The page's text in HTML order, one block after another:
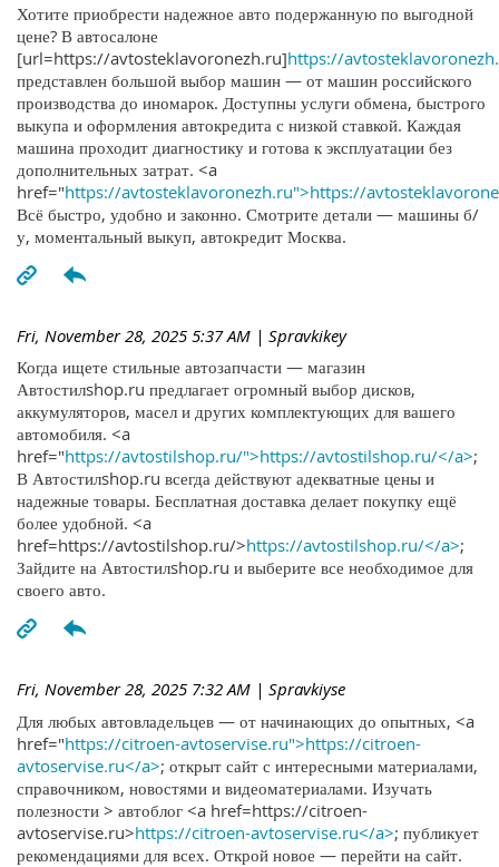
Хотите приобрести надежное авто подержанную по выгодной
цене? В автосалоне
[url=https://avtosteklavoronezh.ru]https://
представлен большой выбор машин — от машин российского
производства до иномарок. Доступны услуги обмена, быстрого
выкупа и оформления автокредита с низкой ставкой. Каждая
машина проходит диагностику и готова к эксплуатации без
дополнительных затрат. <a
href="https://avtosteklavoronezh.ru">https://
Всё быстро, удобно и законно. Смотрите детали — машины б/
у, моментальный выкуп, автокредит Москва.
Fri, November 28, 2025 5:37 AM | Spravkikey
Когда ищете стильные автозапчасти — магазин
Автостилshop.ru предлагает огромный выбор дисков,
аккумуляторов, масел и других комплектующих для вашего
автомобиля. <a
href="https://avtostilshop.ru/">https://avtostilshop.ru/</a>;
В Автостилshop.ru всегда действуют адекватные цены и
надежные товары. Бесплатная доставка делает покупку ещё
более удобной. <a
href=https://avtostilshop.ru/>https://avtostilshop.ru/</a>;
Зайдите на Автостилshop.ru и выберите все необходимое для
своего авто.
Fri, November 28, 2025 7:32 AM | Spravkiyse
Для любых автовладельцев — от начинающих до опытных, <a
href="https://citroen-avtoservise.ru">https://citroen-
avtoservise.ru</a>; открыт сайт с интересными материалами,
справочником, новостями и видеоматериалами. Изучать
полезности > автоблог <a href=https://citroen-
avtoservise.ru>https://citroen-avtoservise.ru</a>; публикует
рекомендациями для всех. Открой новое — перейти на сайт.